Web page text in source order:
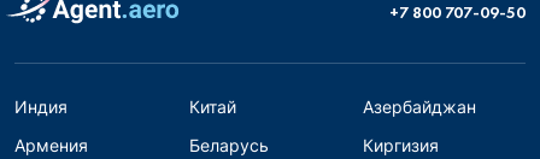
+7 800 707-09-50
Индия Китай
Азербайджан
Армения
Беларусь
Киргизия